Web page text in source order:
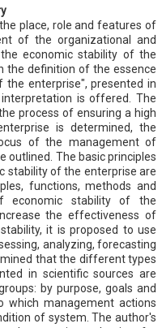
place, role and features of
of the organizational and
economic stability of the
the definition of the essence
enterprise", presented in
is offered. The
process of ensuring a high
is determined, the
of the management of
outlined. The basic principles
stability of the enterprise are
functions, methods and
economic stability of the
the effectiveness of
it is proposed to use
analyzing, forecasting
that the different types
in scientific sources are
by purpose, goals and
which management actions
of system. The author's